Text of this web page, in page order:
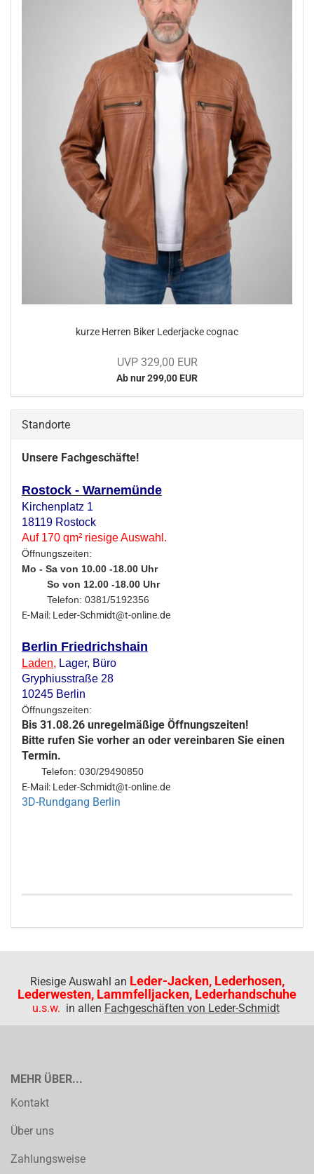
kurze Her­ren Biker Le­der­ja­cke co­gnac
UVP 329,00 EUR
Ab nur 299,00 EUR
Standorte
Unsere Fachgeschäfte!
Rostock - Warnemünde
Kirchenplatz 1
18119 Rostock
Auf 170 qm² riesige Auswahl.
Öffnungszeiten:
Mo - Sa von 10.00 -18.00 Uhr
So von 12.00 -18.00 Uhr
Telefon: 0381/5192356
E-Mail: Leder-Schmidt@t-online.de
Berlin Friedrichshain
Laden, Lager, Büro
Gryphiusstraße 28
10245 Berlin
Öffnungszeiten:
Bis 31.08.26 unregelmäßige Öffnungszeiten!
Bitte rufen Sie vorher an oder vereinbaren Sie einen
Termin.
Telefon: 030/29490850
E-Mail: Leder-Schmidt@t-online.de
3D-Rundgang Berlin
Riesige Auswahl an Leder-Jacken, Lederhosen,
Lederwesten, Lammfelljacken, Lederhandschuhe
u.s.w. in allen Fachgeschäften von Leder-Schmidt
MEHR ÜBER...
Kontakt
Über uns
Zahlungsweise